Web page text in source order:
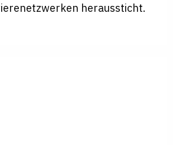
heraussticht.